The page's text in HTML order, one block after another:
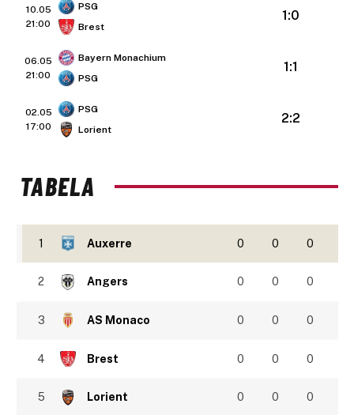
10.05
21:00
PSG
Brest
1:0
06.05
21:00
Bayern Monachium
PSG
1:1
02.05
17:00
PSG
Lorient
2:2
TABELA
1 Auxerre 0 0 0
2 Angers 0 0 0
3 AS Monaco 0 0 0
4 Brest 0 0 0
5 Lorient 0 0 0